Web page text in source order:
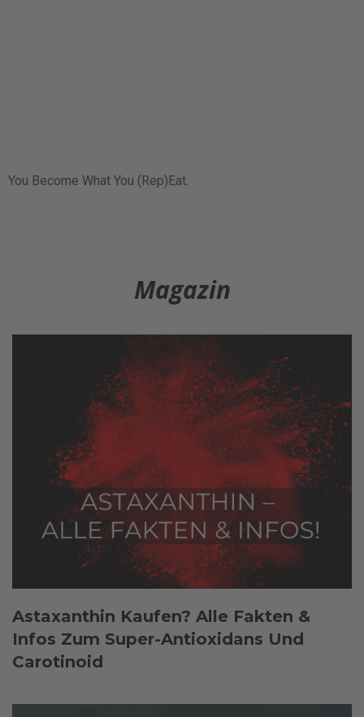
You Become What You (Rep)Eat.
Magazin
Astaxanthin Kaufen? Alle Fakten &
Infos Zum Super-Antioxidans Und
Carotinoid